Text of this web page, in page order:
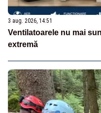
3 aug. 2026, 14:51
Ventilatoarele nu mai
extremă